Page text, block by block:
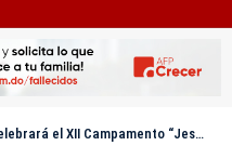
“Jesús Rey” con la participación de 2,000 niños